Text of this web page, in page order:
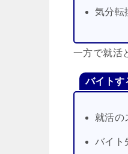
気分転
一方で就活
バイトす
就活の
バイト